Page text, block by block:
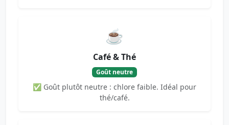
☕
Café & Thé
Goût neutre
✅ Goût plutôt neutre : chlore faible. Idéal pour
thé/café.